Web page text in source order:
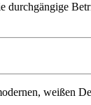
weißen